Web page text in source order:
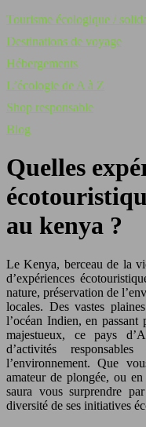
Tourisme écologique /
Destinations de voyage
Hébergements
L’écologie de A à Z
Shop responsable
Blog
Quelles
au kenya ?
Le Kenya, berceau de la
d’expériences
nature, préservation de
locales. Des vastes
l’océan Indien, en
majestueux, ce pays
d’activités
l’environnement. Que
amateur de plongée, ou
saura vous surprendre
diversité de ses initiatives